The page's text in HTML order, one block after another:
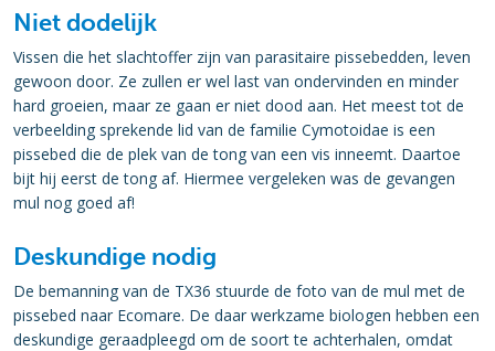
Niet dodelijk
Vissen die het slachtoffer zijn van parasitaire pissebedden, leven
gewoon door. Ze zullen er wel last van ondervinden en minder
hard groeien, maar ze gaan er niet dood aan. Het meest tot de
verbeelding sprekende lid van de familie Cymotoidae is een
pissebed die de plek van de tong van een vis inneemt. Daartoe
bijt hij eerst de tong af. Hiermee vergeleken was de gevangen
mul nog goed af!
Deskundige nodig
De bemanning van de TX36 stuurde de foto van de mul met de
pissebed naar Ecomare. De daar werkzame biologen hebben een
deskundige geraadpleegd om de soort te achterhalen, omdat